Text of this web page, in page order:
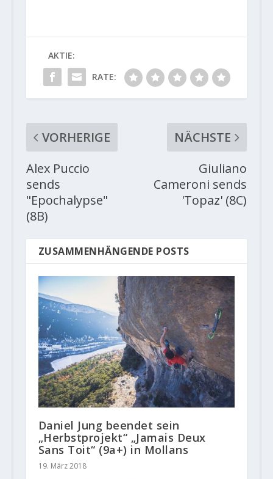
AKTIE:
RATE:
VORHERIGE
Alex Puccio
sends
"Epochalypse"
(8B)
NÄCHSTE
Giuliano
Cameroni sends
'Topaz' (8C)
ZUSAMMENHÄNGENDE POSTS
Daniel Jung beendet sein
„Herbstprojekt“ „Jamais Deux
Sans Toit“ (9a+) in Mollans
19. März 2018